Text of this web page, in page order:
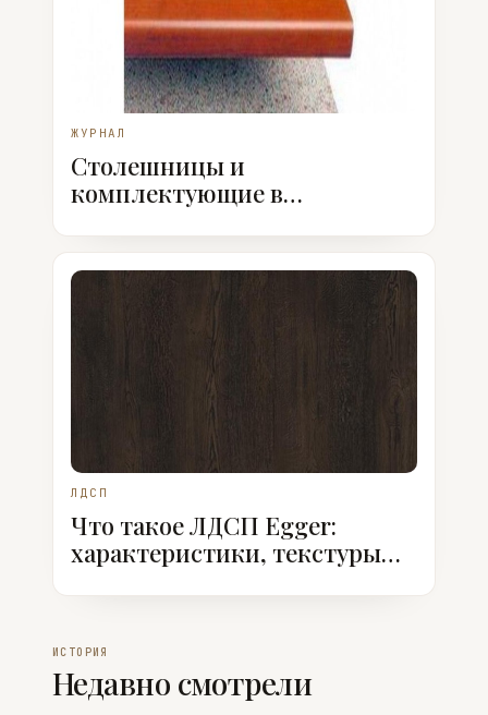
ЖУРНАЛ
Столешницы и
комплектующие в
ЛДСП
Что такое ЛДСП Egger:
характеристики, текстуры
ИСТОРИЯ
Недавно смотрели